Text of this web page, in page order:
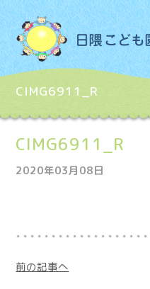
CIMG6911_R
CIMG6911_R
2020年03月08日
前の記事へ